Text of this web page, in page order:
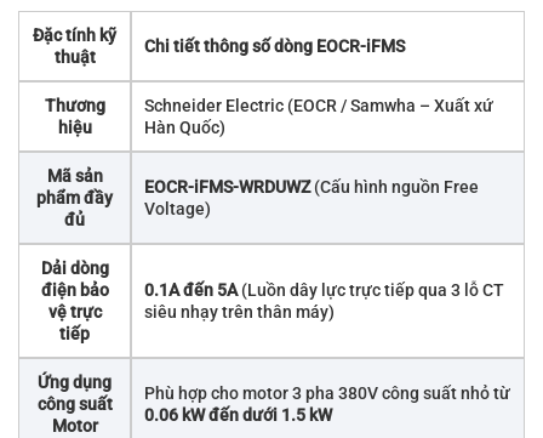
Đặc tính kỹ
thuật
Chi tiết thông số dòng EOCR-iFMS
Thương
hiệu
Schneider Electric (EOCR / Samwha – Xuất xứ
Hàn Quốc)
Mã sản
phẩm đầy
đủ
EOCR-iFMS-WRDUWZ(Cấu hình nguồn Free
Voltage)
Dải dòng
điện bảo
vệ trực
tiếp
0.1A đến 5A(Luồn dây lực trực tiếp qua 3 lỗ CT
siêu nhạy trên thân máy)
Ứng dụng
công suất
Motor
Phù hợp cho motor 3 pha 380V công suất nhỏ từ
0.06 kW đến dưới 1.5 kW